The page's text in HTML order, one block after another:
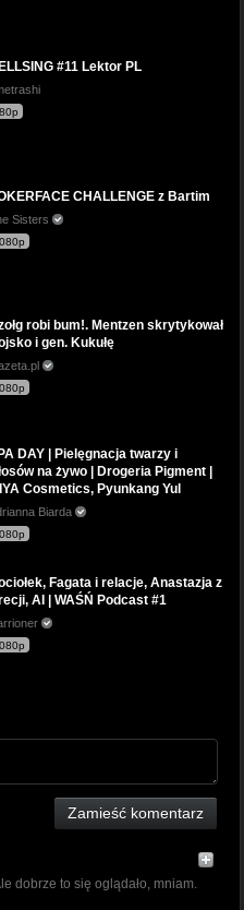
#11 Lektor PL
CHALLENGE z Bartim
Sisters
robi bum!. Mentzen skrytykował
i gen. Kukułę
DAY | Pielęgnacja twarzy i
na żywo | Drogeria Pigment |
Cosmetics, Pyunkang Yul
Biarda
Fagata i relacje, Anastazja z
AI | WAŚŃ Podcast #1
Zamieść komentarz
dobrze to się oglądało, mniam.